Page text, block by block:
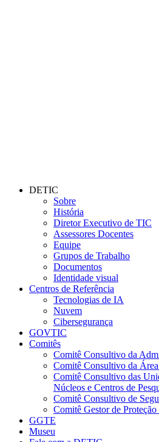
DETIC
Sobre
História
Diretor Executivo de TIC
Assessores Docentes
Equipe
Grupos de Trabalho
Documentos
Identidade visual
Centros de Referência
Tecnologias de IA
Nuvem
Cibersegurança
GOVTIC
Comitês
Comitê Consultivo da
Comitê Consultivo da Área
Comitê Consultivo das
Núcleos e Centros de
Comitê Consultivo de
Comitê Gestor de Proteção
GGTE
Museu